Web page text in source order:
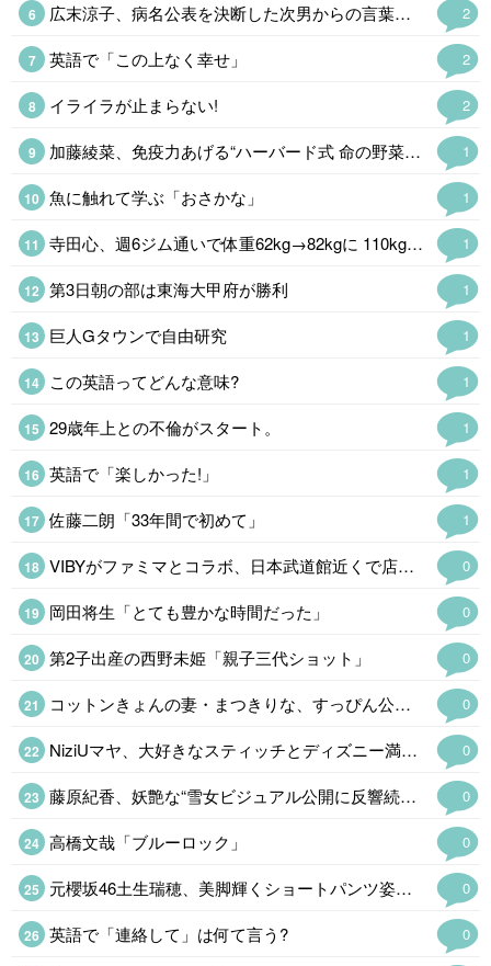
2
広末涼子、病名公表を決断した次男からの言葉「言い訳にするのも嫌だった」
2
英語で「この上なく幸せ」
2
イライラが止まらない!
1
加藤綾菜、免疫力あげる“ハーバード式 命の野菜スープ公開「野菜たっぷりで…
1
魚に触れて学ぶ「おさかな」
1
寺田心、週6ジム通いで体重62kg→82kgに 110kgのベンチプレス…
1
第3日朝の部は東海大甲府が勝利
1
巨人Gタウンで自由研究
1
この英語ってどんな意味?
1
29歳年上との不倫がスタート。
1
英語で「楽しかった!」
1
佐藤二朗「33年間で初めて」
0
VIBYがファミマとコラボ、日本武道館近くで店舗ラッピング&限定
0
岡田将生「とても豊かな時間だった」
0
第2子出産の西野未姫「親子三代ショット」
0
コットンきょんの妻・まつきりな、すっぴん公開&肌の悩み告白「お肌綺麗すぎる」
0
NiziUマヤ、大好きなスティッチとディズニー満喫「愛が伝わる」…
0
藤原紀香、妖艶な“雪女ビジュアル公開に反響続々「美しすぎて二度見」…
0
高橋文哉「ブルーロック」
0
元櫻坂46土生瑞穂、美脚輝くショートパンツ姿公開「脚が長くて綺麗」…
0
英語で「連絡して」は何て言う?